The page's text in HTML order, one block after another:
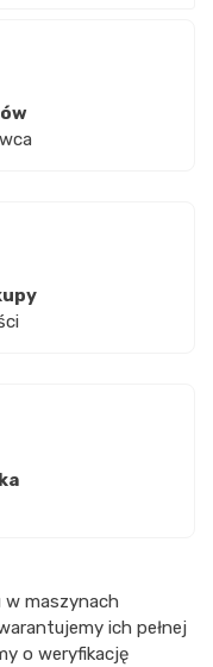
maszynach
ich pełnej
o weryfikację